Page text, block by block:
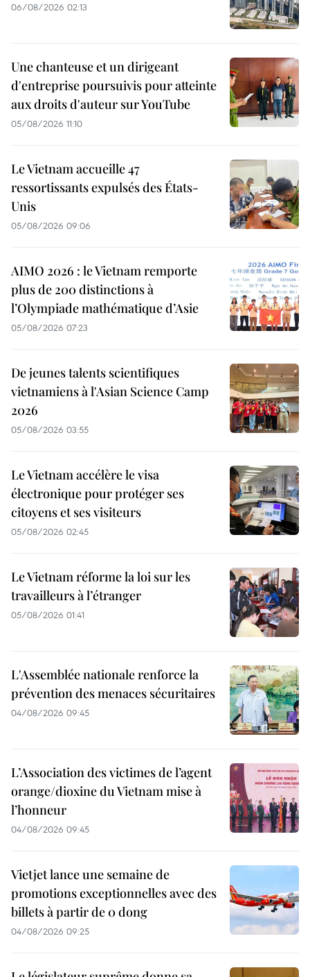
06/08/2026 02:13
Une chanteuse et un dirigeant
d'entreprise poursuivis pour atteinte
aux droits d'auteur sur YouTube
05/08/2026 11:10
Le Vietnam accueille 47
ressortissants expulsés des États-
Unis
05/08/2026 09:06
AIMO 2026 : le Vietnam remporte
plus de 200 distinctions à
l’Olympiade mathématique d’Asie
05/08/2026 07:23
De jeunes talents scientifiques
vietnamiens à l'Asian Science Camp
2026
05/08/2026 03:55
Le Vietnam accélère le visa
électronique pour protéger ses
citoyens et ses visiteurs
05/08/2026 02:45
Le Vietnam réforme la loi sur les
travailleurs à l’étranger
05/08/2026 01:41
L'Assemblée nationale renforce la
prévention des menaces sécuritaires
04/08/2026 09:45
L’Association des victimes de l’agent
orange/dioxine du Vietnam mise à
l’honneur
04/08/2026 09:45
Vietjet lance une semaine de
promotions exceptionnelles avec des
billets à partir de 0 dong
04/08/2026 09:25